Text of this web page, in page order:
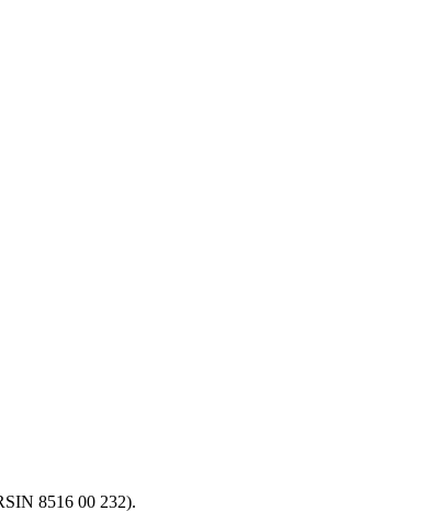
8516 00 232).